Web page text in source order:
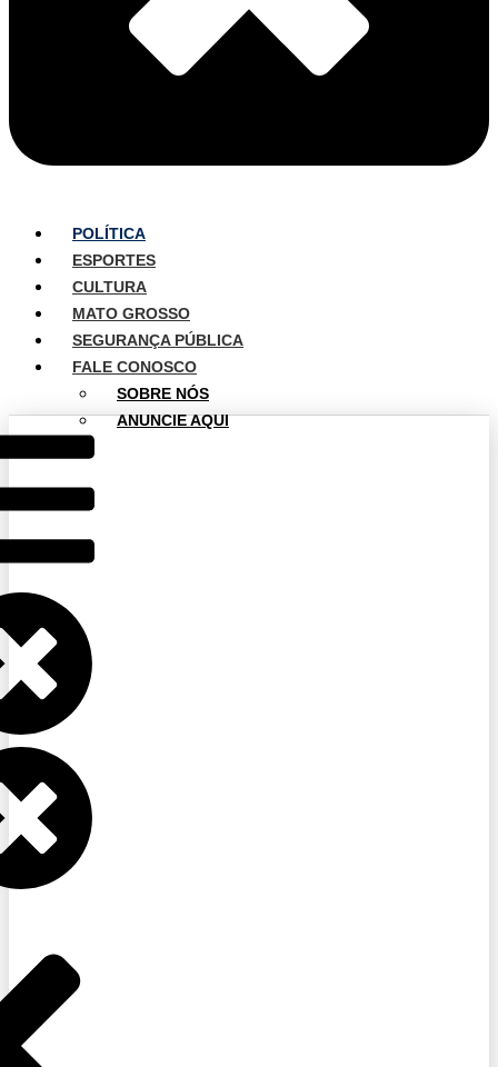
POLÍTICA
ESPORTES
CULTURA
MATO GROSSO
SEGURANÇA PÚBLICA
FALE CONOSCO
SOBRE NÓS
ANUNCIE AQUI